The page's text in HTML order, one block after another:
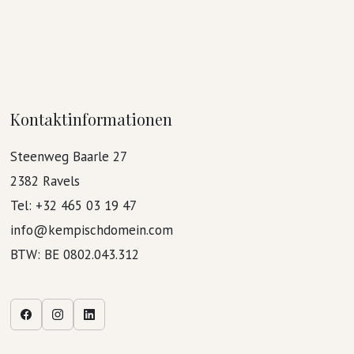
Kontaktinformationen
Steenweg Baarle 27
2382 Ravels
Tel: +32 465 03 19 47
info@kempischdomein.com
BTW: BE 0802.043.312
FacebookInstagramLinkedin